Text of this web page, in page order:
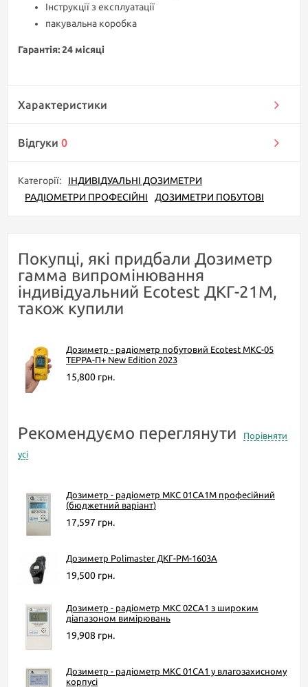
Інструкції з експлуатації
пакувальна коробка
Гарантія: 24 місяці
Характеристики
Відгуки 0
Категорії:
ІНДИВІДУАЛЬНІ ДОЗИМЕТРИ
РАДІОМЕТРИ ПРОФЕСІЙНІ
ДОЗИМЕТРИ ПОБУТОВІ
Покупці, які придбали Дозиметр
гамма випромінювання
індивідуальний Ecotest ДКГ-21М,
також купили
Дозиметр - радіометр побутовий Ecotest МКС-05
TEPPA-П+ New Edition 2023
15,800 грн.
Рекомендуємо переглянути
Порівняти
усі
Дозиметр - радіометр МКС 01СА1М професійний
(бюджетний варіант)
17,597 грн.
Дозиметр Polimaster ДКГ-РМ-1603A
19,500 грн.
Дозиметр - радіометр МКС 02СА1 з широким
діапазоном вимірювань
19,908 грн.
Дозиметр - радіометр МКС 01СА1 у влагозахисному
корпусі